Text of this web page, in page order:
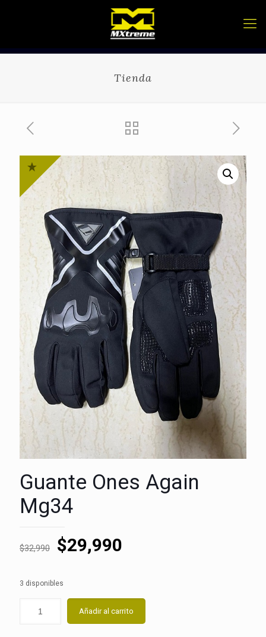
Tienda
Guante Ones Again
Mg34
$32,990
El
original
era:
$32,990.
$29,990
es:
$29,990.
3 disponibles
Añadir al carrito